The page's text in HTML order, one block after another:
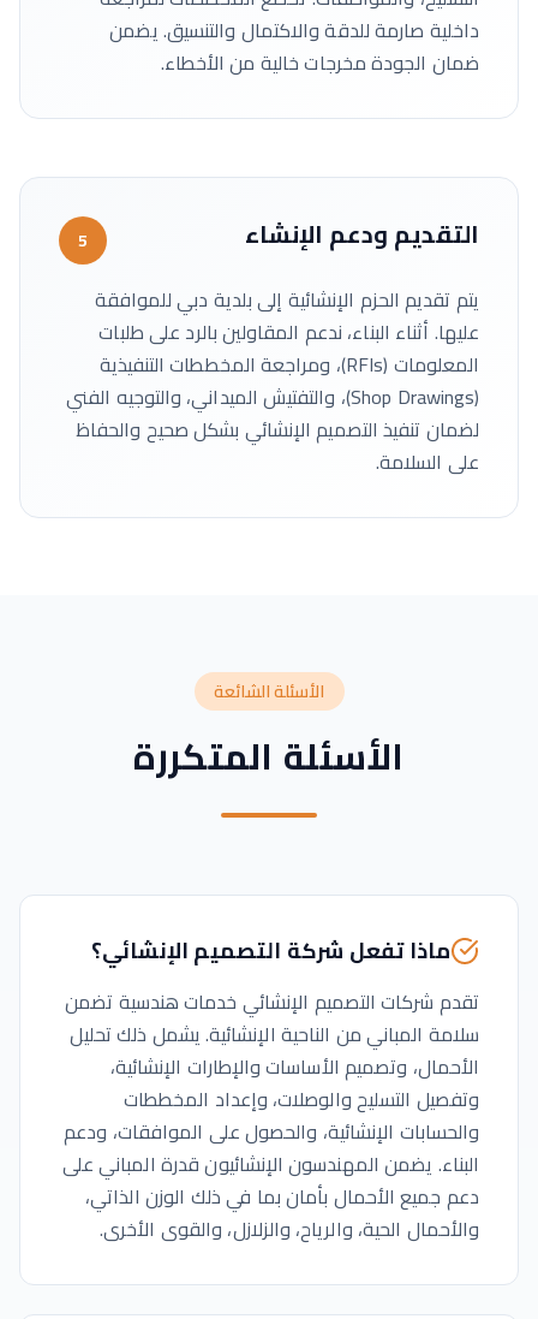
داخلية صارمة للدقة والاكتمال والتنسيق. يضمن
ضمان الجودة مخرجات خالية من الأخطاء.
التقديم ودعم الإنشاء 5
يتم تقديم الحزم الإنشائية إلى بلدية دبي للموافقة
عليها. أثناء البناء، ندعم المقاولين بالرد على طلبات
المعلومات (RFIs)، ومراجعة المخططات التنفيذية
(Shop Drawings)، والتفتيش الميداني، والتوجيه الفني
لضمان تنفيذ التصميم الإنشائي بشكل صحيح والحفاظ
على السلامة.
الأسئلة الشائعة
الأسئلة المتكررة
ماذا تفعل شركة التصميم الإنشائي؟
تقدم شركات التصميم الإنشائي خدمات هندسية تضمن
سلامة المباني من الناحية الإنشائية. يشمل ذلك تحليل
الأحمال، وتصميم الأساسات والإطارات الإنشائية،
وتفصيل التسليح والوصلات، وإعداد المخططات
والحسابات الإنشائية، والحصول على الموافقات، ودعم
البناء. يضمن المهندسون الإنشائيون قدرة المباني على
دعم جميع الأحمال بأمان بما في ذلك الوزن الذاتي،
والأحمال الحية، والرياح، والزلازل، والقوى الأخرى.